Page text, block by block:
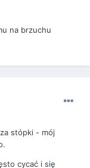
na brzuchu
stópki - mój
cycać i się